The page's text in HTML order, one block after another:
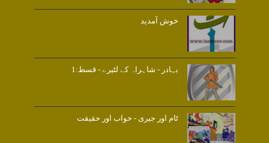
خوش آمدید
بہادر - شاہراہ کے لٹیرے - قسط:1
ٹام اور جیری - خواب اور حقیقت